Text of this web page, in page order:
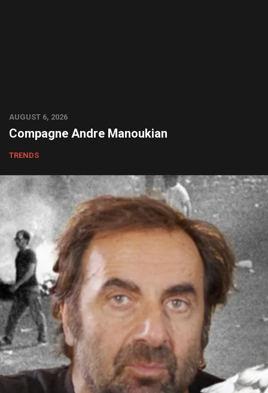
AUGUST 6, 2026
Compagne Andre Manoukian
TRENDS